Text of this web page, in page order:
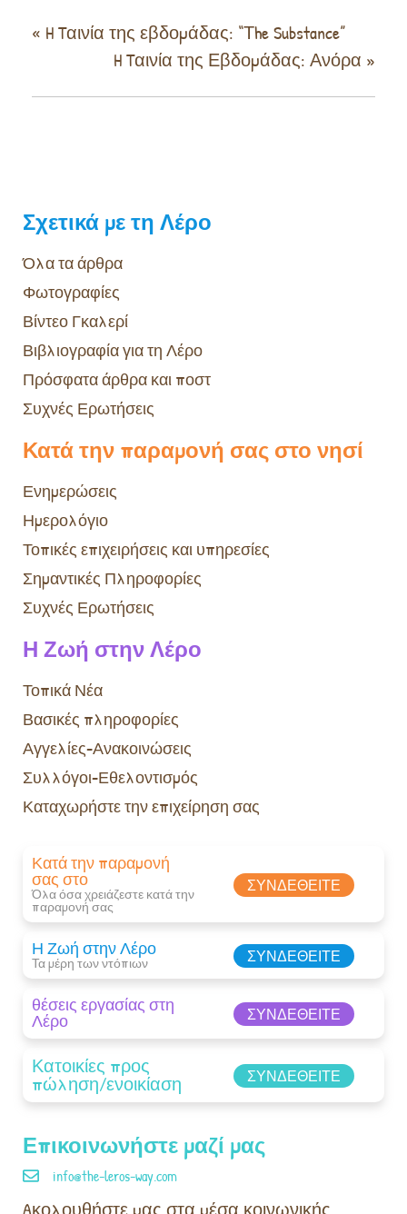
« H Tαινία της εβδομάδας: “Τhe Substance”
H Tαινία της Εβδομάδας: Ανόρα »
Επικοινωνήστε μαζί μας
info@the-leros-way.com
Σχετικά με τη Λέρο
Όλα τα άρθρα
Φωτογραφίες
Βίντεο Γκαλερί
Βιβλιογραφία για τη Λέρο
Πρόσφατα άρθρα και ποστ
Συχνές Ερωτήσεις
Κατά την παραμονή σας στο νησί
Ενημερώσεις
Ημερολόγιο
Τοπικές επιχειρήσεις και υπηρεσίες
Σημαντικές Πληροφορίες
Συχνές Ερωτήσεις
Η Ζωή στην Λέρο
Τοπικά Νέα
Βασικές πληροφορίες
Αγγελίες-Ανακοινώσεις
Συλλόγοι-Εθελοντισμός
Καταχωρήστε την επιχείρηση σας
Κατά την παραμονή
σας στο
Όλα όσα χρειάζεστε κατά την
παραμονή σας​
ΣΥΝΔΕΘΕΊΤΕ
Η Ζωή στην Λέρο
Τα μέρη των ντόπιων ΣΥΝΔΕΘΕΊΤΕ
θέσεις εργασίας στη
Λέρο ΣΥΝΔΕΘΕΊΤΕ
Κατοικίες προς
πώληση/ενοικίαση ΣΥΝΔΕΘΕΊΤΕ